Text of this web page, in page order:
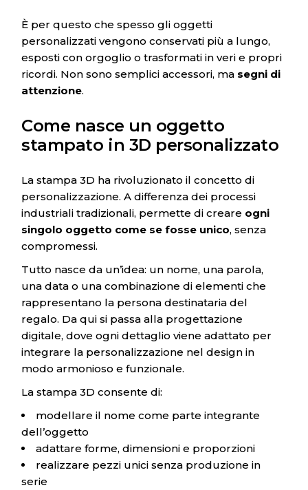
È per questo che spesso gli oggetti
personalizzati vengono conservati più a lungo,
esposti con orgoglio o trasformati in veri e propri
ricordi. Non sono semplici accessori, ma segni di
attenzione.
Come nasce un oggetto
stampato in 3D personalizzato
La stampa 3D ha rivoluzionato il concetto di
personalizzazione. A differenza dei processi
industriali tradizionali, permette di creare ogni
singolo oggetto come se fosse unico, senza
compromessi.
Tutto nasce da un’idea: un nome, una parola,
una data o una combinazione di elementi che
rappresentano la persona destinataria del
regalo. Da qui si passa alla progettazione
digitale, dove ogni dettaglio viene adattato per
integrare la personalizzazione nel design in
modo armonioso e funzionale.
La stampa 3D consente di:
modellare il nome come parte integrante
dell’oggetto
adattare forme, dimensioni e proporzioni
realizzare pezzi unici senza produzione in
serie